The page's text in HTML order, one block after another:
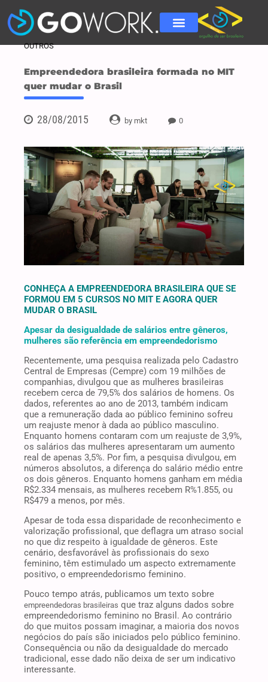
OUTROS
Empreendedora brasileira formada no MIT
quer mudar o Brasil
28/08/2015 by mkt 0
CONHEÇA A EMPREENDEDORA BRASILEIRA QUE SE
FORMOU EM 5 CURSOS NO MIT E AGORA QUER
MUDAR O BRASIL
Apesar da desigualdade de salários entre gêneros,
mulheres são referência em empreendedorismo
Recentemente, uma pesquisa realizada pelo Cadastro
Central de Empresas (Cempre) com 19 milhões de
companhias, divulgou que as mulheres brasileiras
recebem cerca de 79,5% dos salários de homens. Os
dados, referentes ao ano de 2013, também indicam
que a remuneração dada ao público feminino sofreu
um reajuste menor à dada ao público masculino.
Enquanto homens contaram com um reajuste de 3,9%,
os salários das mulheres apresentaram um aumento
real de apenas 3,5%. Por fim, a pesquisa divulgou, em
números absolutos, a diferença do salário médio entre
os dois gêneros. Enquanto homens ganham em média
R$2.334 mensais, as mulheres recebem R%1.855, ou
R$479 a menos, por mês.
Apesar de toda essa disparidade de reconhecimento e
valorização profissional, que deflagra um atraso social
no que diz respeito à igualdade de gêneros. Este
cenário, desfavorável às profissionais do sexo
feminino, têm estimulado um aspecto extremamente
positivo, o empreendedorismo feminino.
Pouco tempo atrás, publicamos um texto sobre
empreendedoras brasileiras que traz alguns dados sobre
empreendedorismo feminino no Brasil. Ao contrário
do que muitos possam imaginar, a maioria dos novos
negócios do país são iniciados pelo público feminino.
Consequência ou não da desigualdade do mercado
tradicional, esse dado não deixa de ser um indicativo
interessante.